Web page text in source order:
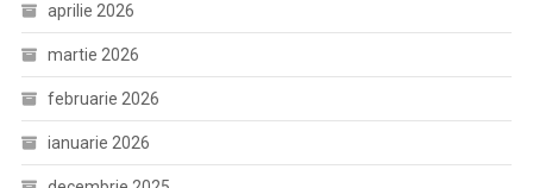
aprilie 2026
martie 2026
februarie 2026
ianuarie 2026